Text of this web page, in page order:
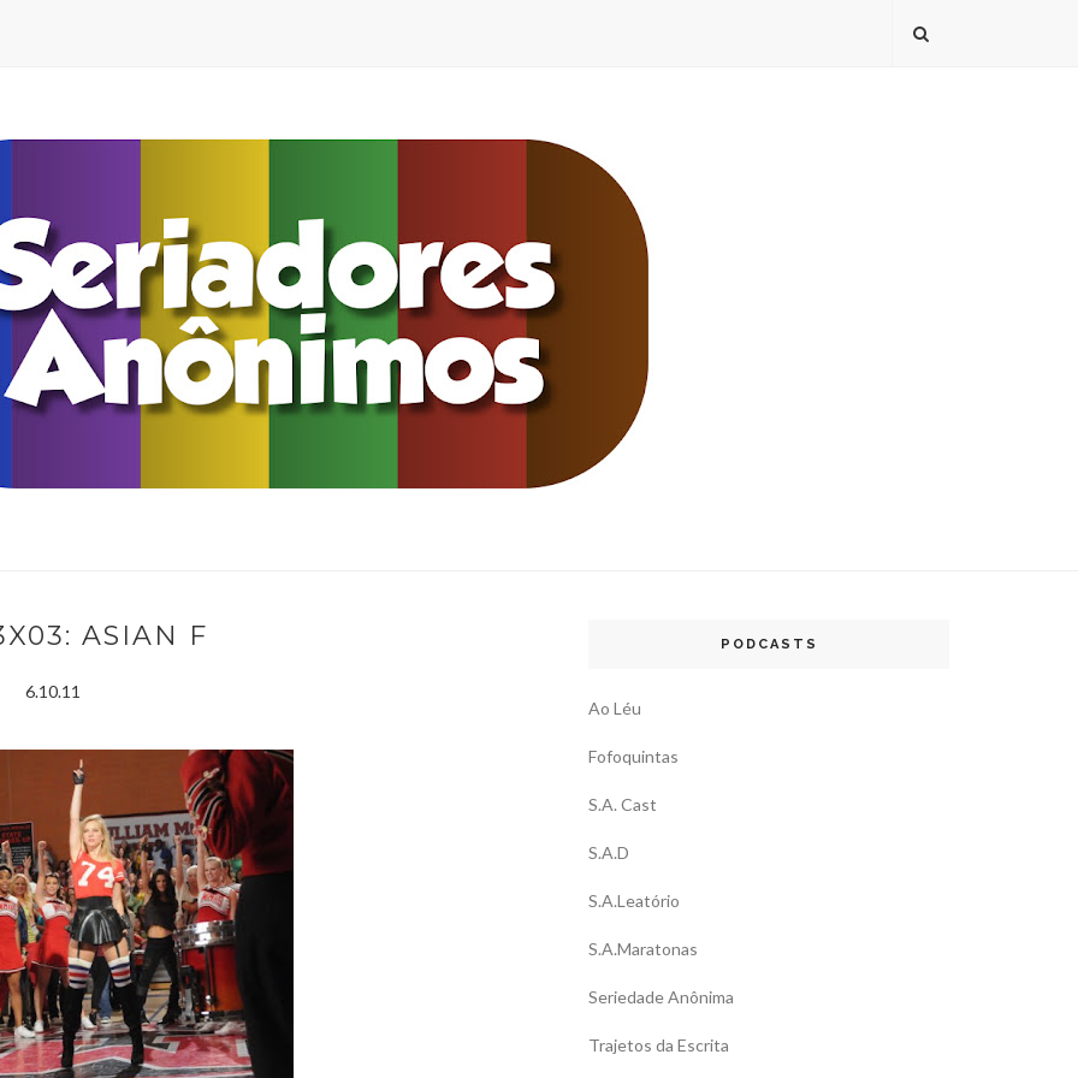
ASIAN F
6.10.11
PODCASTS
Ao Léu
Fofoquintas
S.A. Cast
S.A.D
S.A.Leatório
S.A.Maratonas
Seriedade Anônima
Trajetos da Escrita